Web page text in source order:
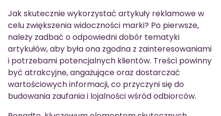
Jak skutecznie wykorzystać artykuły reklamowe w
celu zwiększenia widoczności marki? Po pierwsze,
należy zadbać o odpowiedni dobór tematyki
artykułów, aby była ona zgodna z zainteresowaniami
i potrzebami potencjalnych klientów. Treści powinny
być atrakcyjne, angażujące oraz dostarczać
wartościowych informacji, co przyczyni się do
budowania zaufania i lojalności wśród odbiorców.